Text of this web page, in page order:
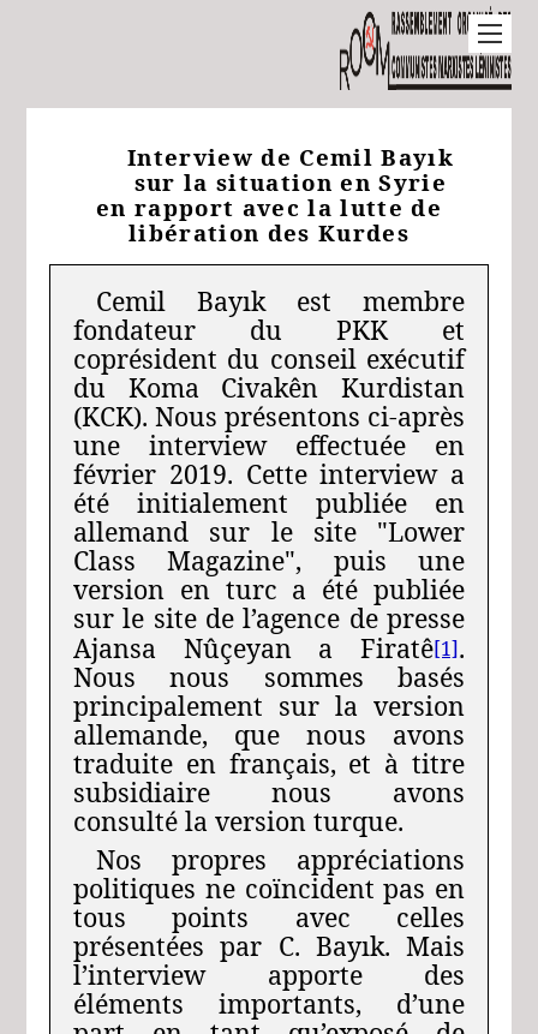
Interview de Cemil Bayık
sur la situation en Syrie
en rapport avec la lutte de
libération des Kurdes
Cemil Bayık est membre
fondateur du PKK et
coprésident du conseil exécutif
du Koma Civakên Kurdistan
(KCK). Nous présentons ci-après
une interview effectuée en
février 2019. Cette interview a
été initialement publiée en
allemand sur le site "Lower
Class Magazine", puis une
version en turc a été publiée
sur le site de l’agence de presse
Ajansa Nûçeyan a Firatê[1].
Nous nous sommes basés
principalement sur la version
allemande, que nous avons
traduite en français, et à titre
subsidiaire nous avons
consulté la version turque.
Nos propres appréciations
politiques ne coïncident pas en
tous points avec celles
présentées par C. Bayık. Mais
l’interview apporte des
éléments importants, d’une